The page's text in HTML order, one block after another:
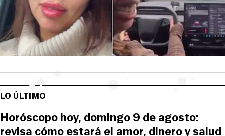
LO ÚLTIMO
Horóscopo hoy, domingo 9 de agosto:
revisa cómo estará el amor, dinero y salud